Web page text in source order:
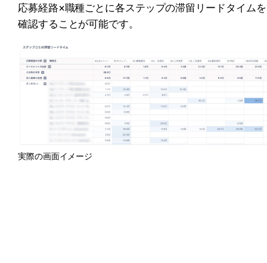
応募経路×職種ごとに各ステップの滞留リードタイムを
確認することが可能です。
実際の画面イメージ